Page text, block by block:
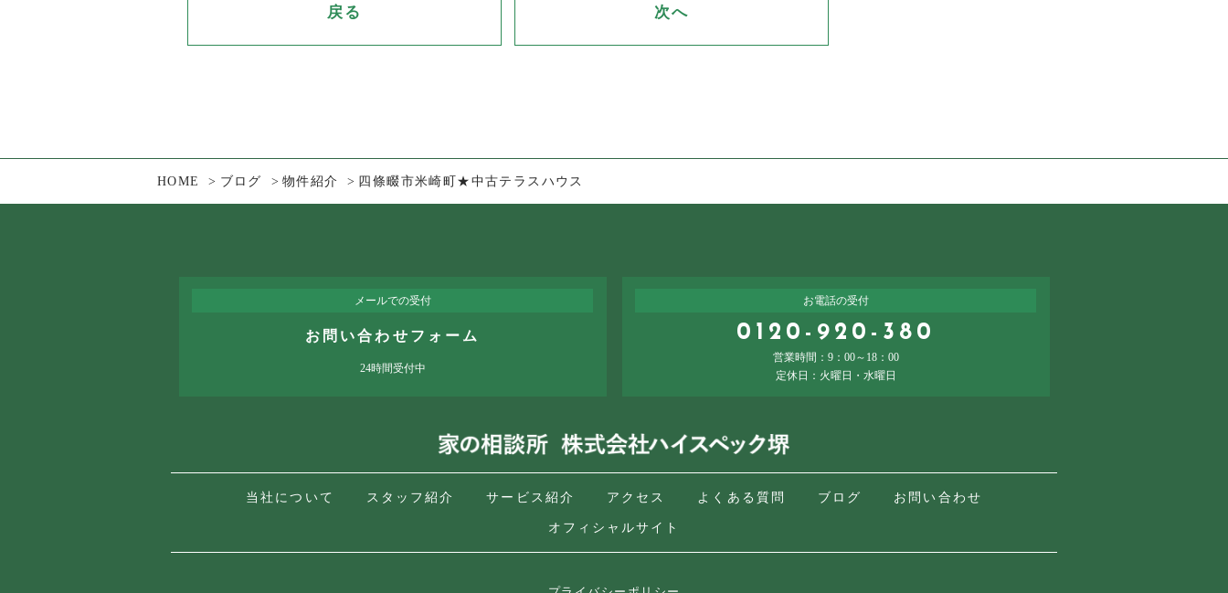
戻る 次へ
HOME ブログ 物件紹介 四條畷市米崎町★中古テラスハウス
メールでの受付
お問い合わせフォーム
24時間受付中
お電話の受付
0120-920-380
営業時間：9：00～18：00
定休日：火曜日・水曜日
当社について スタッフ紹介 サービス紹介 アクセス よくある質問 ブログ お問い合わせ
オフィシャルサイト